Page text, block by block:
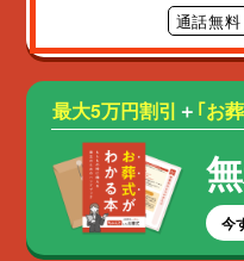
足立区
葛飾区
江戸川区
八王子市
立川市
武蔵野市
三鷹市
青梅市
通話無料
最大5万円割引 ＋ ｢お
今